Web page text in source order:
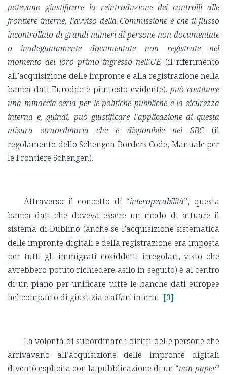
potevano giustificare la reintroduzione dei controlli alle
frontiere interne, l’avviso della Commissione è che il flusso
incontrollato di grandi numeri di persone non documentate
o inadeguatamente documentate non registrate nel
momento del loro primo ingresso nell’UE (il riferimento
all’acquisizione delle impronte e alla registrazione nella
banca dati Eurodac è piuttosto evidente), può costituire
una minaccia seria per le politiche pubbliche e la sicurezza
interna e, quindi, può giustificare l’applicazione di questa
misura straordinaria che è disponibile nel SBC
(il
regolamento dello Schengen Borders Code, Manuale per
le Frontiere Schengen).
Attraverso il concetto di “interoperabilità”, questa
banca dati che doveva essere un modo di attuare il
sistema di Dublino (anche se l’acquisizione sistematica
delle impronte digitali e della registrazione era imposta
per tutti gli immigrati cosiddetti irregolari, visto che
avrebbero potuto richiedere asilo in seguito) è al centro
di un piano per unificare tutte le banche dati europee
nel comparto di giustizia e affari interni. [3]
La volontà di subordinare i diritti delle persone che
arrivavano all’acquisizione delle impronte digitali
diventò esplicita con la pubblicazione di un “non-paper”